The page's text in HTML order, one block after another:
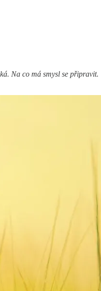
Na co má smysl se připravit.